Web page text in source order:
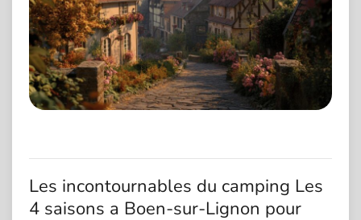
Les incontournables du camping Les
4 saisons a Boen-sur-Lignon pour